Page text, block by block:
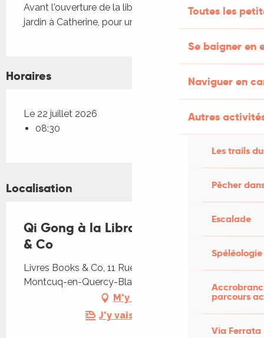
Toutes les
Se baigner en
Naviguer en
Autres
Les trails
Pêcher
Escalade
Spéléologie
parcours
Via Ferrata
Avant l'ouverture de la librairie, nous prêtons notre
jardin à Catherine, pour une séance de Qi Gong.
Horaires
Le 22 juillet 2026
08:30
Localisation
Qi Gong à la Librairie Livres Books
& Co
Livres Books & Co, 11 Rue de Montmartre, 46800
Montcuq-en-Quercy-Blanc
M'y rendre
J'y vais en train !